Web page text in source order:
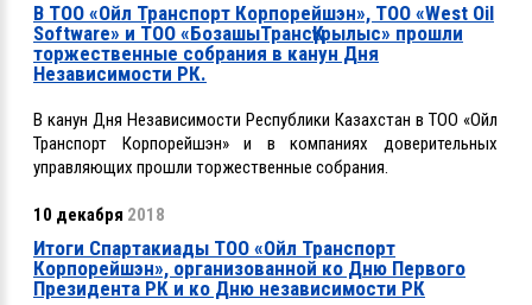
В ТОО «Ойл Транспорт Корпорейшэн», ТОО «West Oil
Software» и ТОО «БозашыТрансҚұрылыс» прошли
торжественные собрания в канун Дня
Независимости РК.
В канун Дня Независимости Республики Казахстан в ТОО «Ойл
Транспорт Корпорейшэн» и в компаниях доверительных
управляющих прошли торжественные собрания.
10 декабря 2018
Итоги Спартакиады ТОО «Ойл Транспорт
Корпорейшэн», организованной ко Дню Первого
Президента РК и ко Дню независимости РК